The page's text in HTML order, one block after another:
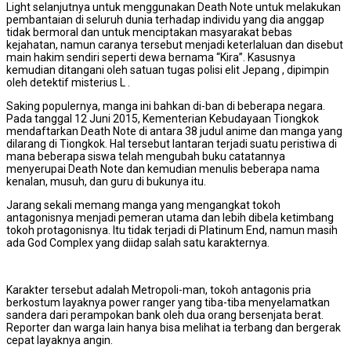
Light selanjutnya untuk menggunakan Death Note untuk melakukan
pembantaian di seluruh dunia terhadap individu yang dia anggap
tidak bermoral dan untuk menciptakan masyarakat bebas
kejahatan, namun caranya tersebut menjadi keterlaluan dan disebut
main hakim sendiri seperti dewa bernama “Kira”. Kasusnya
kemudian ditangani oleh satuan tugas polisi elit Jepang , dipimpin
oleh detektif misterius L .
Saking populernya, manga ini bahkan di-ban di beberapa negara.
Pada tanggal 12 Juni 2015, Kementerian Kebudayaan Tiongkok
mendaftarkan Death Note di antara 38 judul anime dan manga yang
dilarang di Tiongkok. Hal tersebut lantaran terjadi suatu peristiwa di
mana beberapa siswa telah mengubah buku catatannya
menyerupai Death Note dan kemudian menulis beberapa nama
kenalan, musuh, dan guru di bukunya itu.
Jarang sekali memang manga yang mengangkat tokoh
antagonisnya menjadi pemeran utama dan lebih dibela ketimbang
tokoh protagonisnya. Itu tidak terjadi di Platinum End, namun masih
ada God Complex yang diidap salah satu karakternya.
Karakter tersebut adalah Metropoli-man, tokoh antagonis pria
berkostum layaknya power ranger yang tiba-tiba menyelamatkan
sandera dari perampokan bank oleh dua orang bersenjata berat.
Reporter dan warga lain hanya bisa melihat ia terbang dan bergerak
cepat layaknya angin.